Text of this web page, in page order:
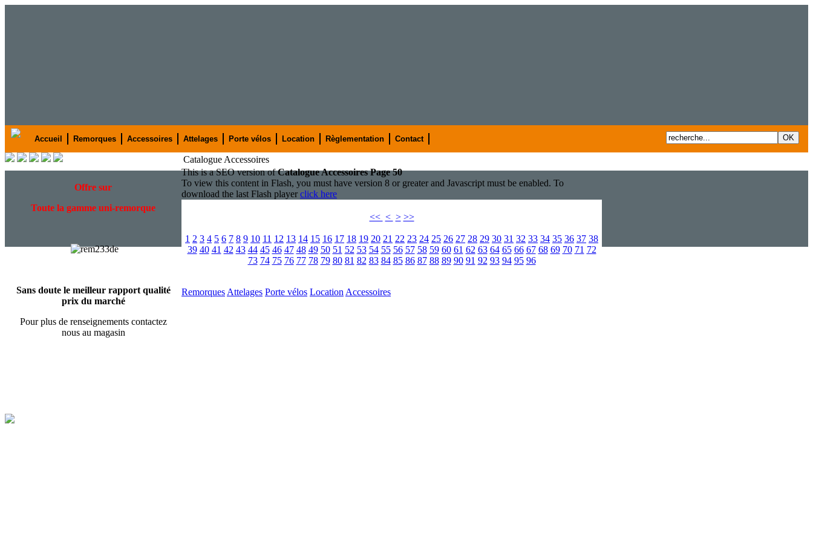
Accueil Remorques Accessoires Attelages Porte vélos Location Règlementation Contact
Offre sur
Toute la gamme uni-remorque
Sans doute le meilleur rapport qualité
prix du marché
Pour plus de renseignements contactez
nous au magasin
Catalogue Accessoires
This is a SEO version ofCatalogue Accessoires Page 50
To view this content in Flash, you must have version 8 or greater and Javascript must be enabled. To
download the last Flash player click here
<< < > >>
1 2 3 4 5 6 7 8 9 10 11 12 13 14 15 16 17 18 19 20 21 22 23 24 25 26 27 28 29 30 31 32 33 34 35 36 37 38
39 40 41 42 43 44 45 46 47 48 49 50 51 52 53 54 55 56 57 58 59 60 61 62 63 64 65 66 67 68 69 70 71 72
73 74 75 76 77 78 79 80 81 82 83 84 85 86 87 88 89 90 91 92 93 94 95 96
Remorques Attelages Porte vélos Location Accessoires